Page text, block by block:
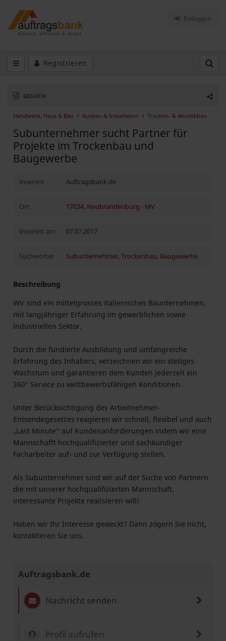
Einloggen
Registrieren
GESUCH
Handwerk, Haus & Bau Ausbau & Installation Trocken- & Akustikbau
Subunternehmer sucht Partner für
Projekte im Trockenbau und
Baugewerbe
Inserent Auftragsbank.de
Ort 17034, Neubrandenburg - MV
Inseriert am 07.07.2017
Suchwörter Subunternehmer, Trockenbau, Baugewerbe
Beschreibung
Wir sind ein mittelgrosses italienisches Baunternehmen,
mit langjähriger Erfahrung im gewerblichen sowie
industriellen Sektor.
Durch die fundierte Ausbildung und umfangreiche
Erfahrung des Inhabers, verzeichnen wir ein stetiges
Wachstum und garantieren dem Kunden jederzeit ein
360° Service zu wettbewerbsfähigen Konditionen.
Unter Berücksichtigung des Arbeitnehmer-
Entsendegesetzes reagieren wir schnell, flexibel und auch
„Last Minute“ auf Kundenanforderungen indem wir eine
Mannschafft hochqualifizierter und sachkundiger
Facharbeiter auf- und zur Verfügung stellen.
Als Subunternehmer sind wir auf der Suche von Partnern
die mit unserer hochqualifizierten Mannschaft,
interessante Projekte realisieren will!
Haben wir Ihr Interesse geweckt? Dann zögern Sie nicht,
kontaktieren Sie uns.
Auftragsbank.de
Nachricht senden
Profil aufrufen